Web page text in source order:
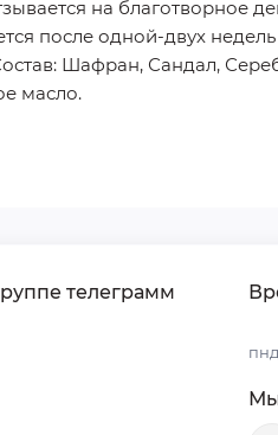
на благотворное
после одной-двух
Шафран, Сандал,
масло.
телеграмм
Мы